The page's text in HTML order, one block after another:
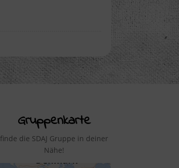
Gruppenkarte
finde die SDAJ Gruppe in deiner
Nähe!